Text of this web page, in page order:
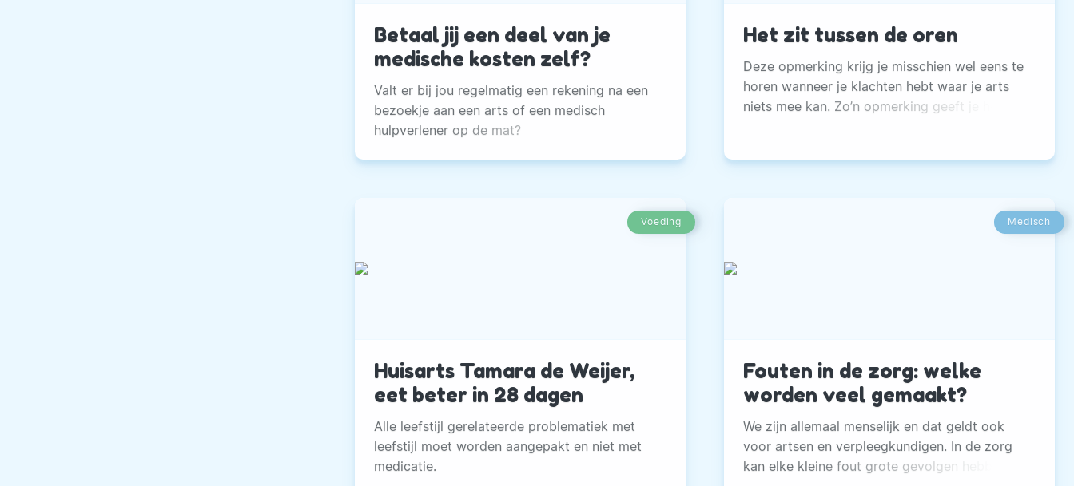
Betaal jij een deel van je
medische kosten zelf?
Valt er bij jou regelmatig een rekening na een
bezoekje aan een arts of een medisch
hulpverlener op de mat?
Het zit tussen de oren
Deze opmerking krijg je misschien wel eens te
horen wanneer je klachten hebt waar je arts
niets mee kan. Zo’n opmerking geeft je het
Voeding
Huisarts Tamara de Weijer,
eet beter in 28 dagen
Alle leefstijl gerelateerde problematiek met
leefstijl moet worden aangepakt en niet met
medicatie.
Medisch
Fouten in de zorg: welke
worden veel gemaakt?
We zijn allemaal menselijk en dat geldt ook
voor artsen en verpleegkundigen. In de zorg
kan elke kleine fout grote gevolgen hebben.